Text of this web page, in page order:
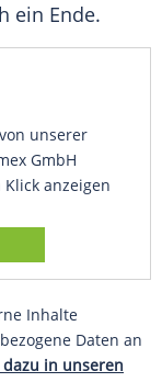
ein Ende.
unserer
GmbH
anzeigen
Inhalte
Daten an
in unseren